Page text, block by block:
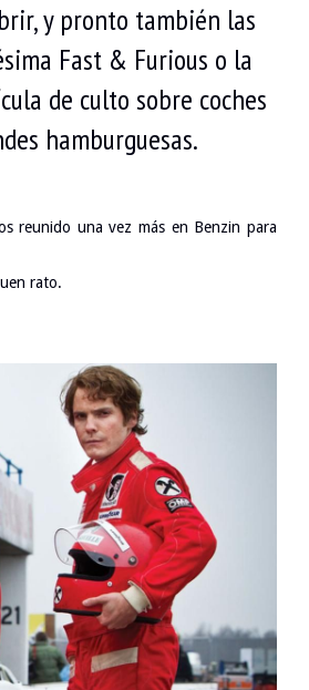
y pronto también las
Fast & Furious o la
de culto sobre coches
hamburguesas.
reunido una vez más en Benzin para
rato.